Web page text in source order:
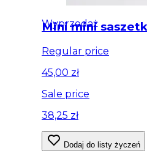
Wyprzedaż
Mini mini
Regular price
45,00 zł
Sale price
38,25 zł
Dodaj do listy życzeń